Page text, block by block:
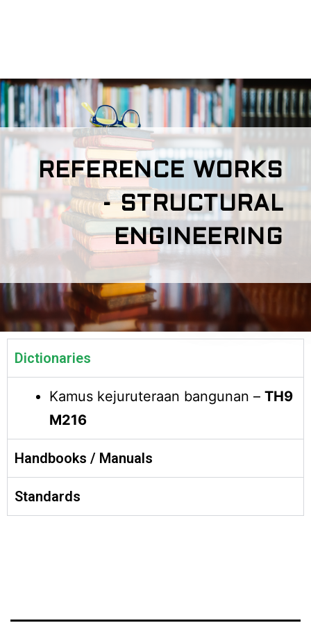
REFERENCE WORKS
- STRUCTURAL
ENGINEERING
Dictionaries
Kamus kejuruteraan bangunan – TH9
M216
Handbooks / Manuals
Standards